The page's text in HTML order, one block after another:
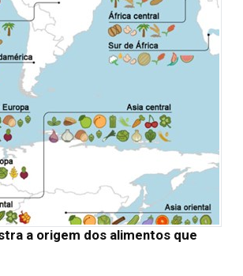
a origem dos alimentos que